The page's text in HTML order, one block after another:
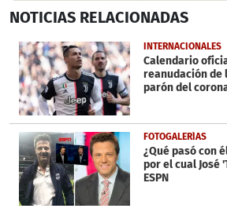
seconds
1
minute,
10
seconds
NOTICIAS RELACIONADAS
INTERNACIONALES
Calendario
reanudación de
parón del
FOTOGALERÍAS
¿Qué pasó con
por el cual José
ESPN